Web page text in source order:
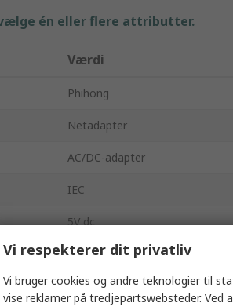
én eller flere attributter.
Værdi
Phihong
Netadapter
AC/DC-adapter
IEC
5V dc
2.1 x 5.5 x 10 mm
25W
Vi respekterer dit privatliv
Vi bruger cookies og andre teknologier til
vise reklamer på tredjepartswebsteder. Ved